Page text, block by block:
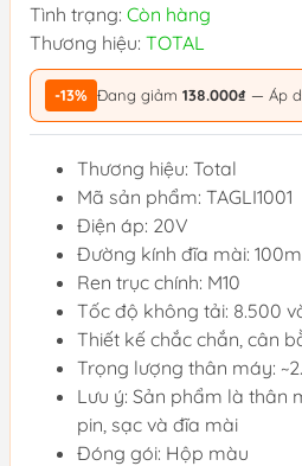
Tình trạng: Còn hàng
Thương hiệu: TOTAL
-13% Đang giảm 138.000₫ — Áp
Thương hiệu: Total
Mã sản phẩm: TAGLI1001
Điện áp: 20V
Đường kính đĩa mài:
Ren trục chính: M10
Tốc độ không tải: 8.500
Thiết kế chắc chắn, cân
Trọng lượng thân máy:
Lưu ý: Sản phẩm là thân
pin, sạc và đĩa mài
Đóng gói: Hộp màu